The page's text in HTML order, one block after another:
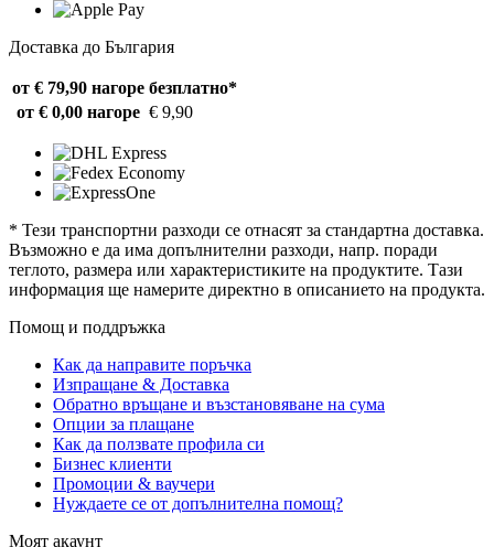
Доставка до България
от € 79,90 нагоре безплатно*
от € 0,00 нагоре € 9,90
* Тези транспортни разходи се отнасят за стандартна доставка.
Възможно е да има допълнителни разходи, напр. поради
теглото, размера или характеристиките на продуктите. Тази
информация ще намерите директно в описанието на продукта.
Помощ и поддръжка
Как да направите поръчка
Изпращане & Доставка
Обратно връщане и възстановяване на сума
Опции за плащане
Как да ползвате профила си
Бизнес клиенти
Промоции & ваучери
Нуждаете се от допълнителна помощ?
Моят акаунт